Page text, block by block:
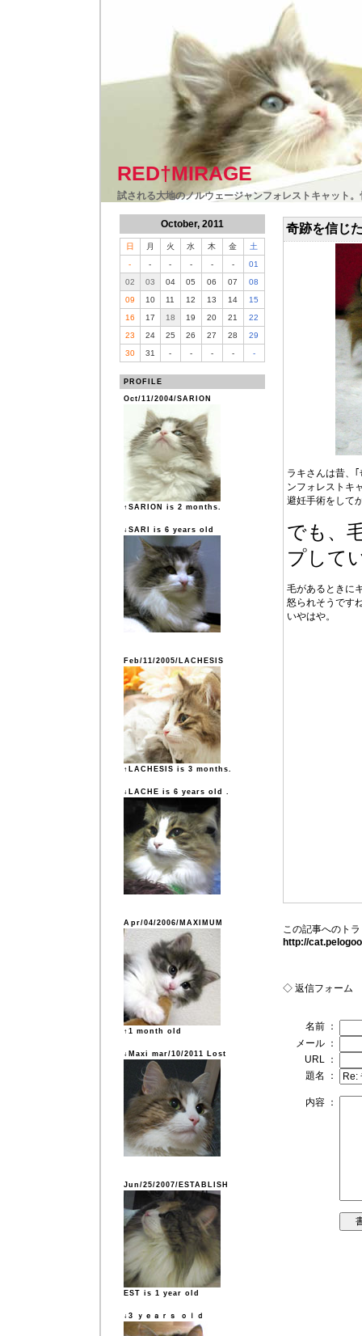
RED†MIRAGE
試される大地のノルウェージャンフォレストキャット
October, 2011
日 月 火 水 木 金
土
-
- - - - -
01
02
03 04 05 06 07
08
09
10 11 12 13 14
15
16
17 18 19 20 21
22
23
24 25 26 27 28
29
30
31 - - - - -
PROFILE
Oct/11/2004/SARION
↑SARION is 2 months.
↓SARI is 6 years old
Feb/11/2005/LACHESIS
↑LACHESIS is 3 months.
↓LACHE is 6 years old .
Apr/04/2006/MAXIMUM
↑1 month old
↓Maxi mar/10/2011 Lost
Jun/25/2007/ESTABLISH
EST is 1 year old
↓3 ｙｅａｒｓ ｏｌｄ
奇跡を信じ
ラキさんは昔、
ンフォレストキ
避妊手術をして
でも、
プして
毛があるときに
怒られそうです
いやはや。
この記事へのト
http://
◇ 返信フォーム
名前 ：
メール ：
URL ：
題名 ：
内容 ：